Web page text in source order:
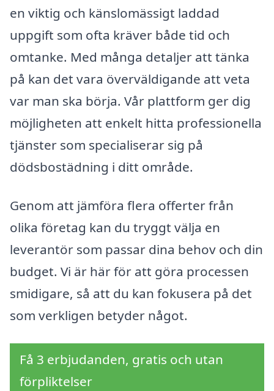
en viktig och känslomässigt laddad
uppgift som ofta kräver både tid och
omtanke. Med många detaljer att tänka
på kan det vara överväldigande att veta
var man ska börja. Vår plattform ger dig
möjligheten att enkelt hitta professionella
tjänster som specialiserar sig på
dödsbostädning i ditt område.
Genom att jämföra flera offerter från
olika företag kan du tryggt välja en
leverantör som passar dina behov och din
budget. Vi är här för att göra processen
smidigare, så att du kan fokusera på det
som verkligen betyder något.
Få 3 erbjudanden, gratis och utan
förpliktelser